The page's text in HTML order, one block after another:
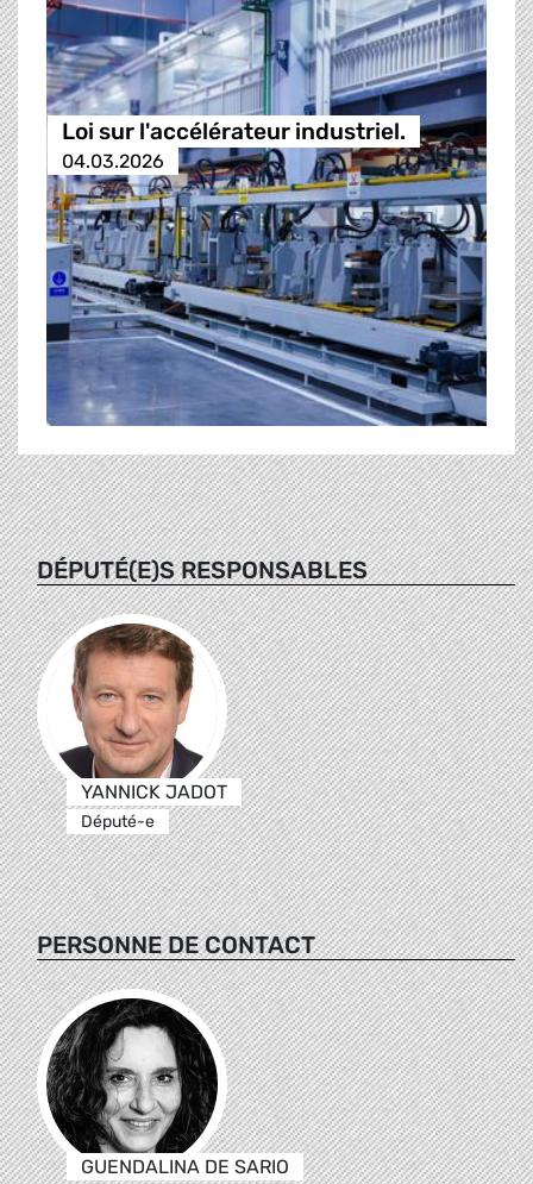
Loi sur l'accélérateur industriel.
04.03.2026
DÉPUTÉ(E)S RESPONSABLES
YANNICK JADOT
Député-e
PERSONNE DE CONTACT
GUENDALINA DE SARIO